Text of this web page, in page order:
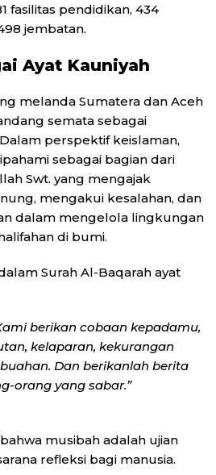
fasilitas pendidikan, 434
jembatan.
Ayat Kauniyah
melanda Sumatera dan Aceh
semata sebagai
perspektif keislaman,
sebagai bagian dari
Swt. yang mengajak
mengakui kesalahan, dan
dalam mengelola lingkungan
di bumi.
Surah Al-Baqarah ayat
berikan cobaan kepadamu,
kelaparan, kekurangan
Dan berikanlah berita
orang yang sabar.”
musibah adalah ujian
refleksi bagi manusia.